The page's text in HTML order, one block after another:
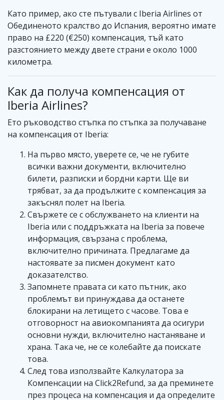
Като пример, ако сте пътували с Iberia Airlines от
Обединеното кралство до Испания, вероятно имате
право на £220 (€250) компенсация, тъй като
разстоянието между двете страни е около 1000
километра.
Как да получа компенсация от
Iberia Airlines?
Ето ръководство стъпка по стъпка за получаване
на компенсация от Iberia:
На първо място, уверете се, че не губите
всички важни документи, включително
билети, разписки и бордни карти. Ще ви
трябват, за да продължите с компенсация за
закъснял полет на Iberia.
Свържете се с обслужването на клиенти на
Iberia или с поддръжката на Iberia за повече
информация, свързана с проблема,
включително причината. Предлагаме да
настоявате за писмен документ като
доказателство.
Запомнете правата си като пътник, ако
проблемът ви принуждава да останете
блокирани на летището с часове. Това е
отговорност на авиокомпанията да осигури
основни нужди, включително настаняване и
храна. Така че, не се колебайте да поискате
това.
След това използвайте Калкулатора за
Компенсации на Click2Refund, за да преминете
през процеса на компенсация и да определите